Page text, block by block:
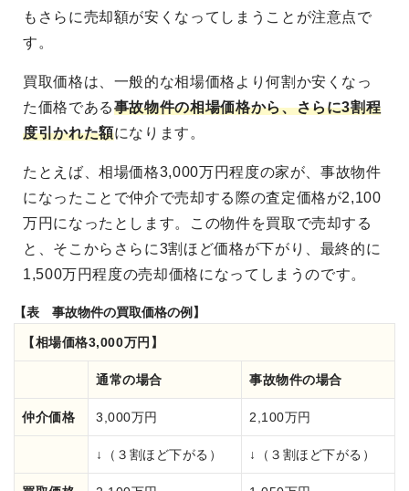
もさらに売却額が安くなってしまうことが注意点で
す。
買取価格は、一般的な相場価格より何割か安くなっ
た価格である事故物件の相場価格から、さらに3割程
度引かれた額になります。
たとえば、相場価格3,000万円程度の家が、事故物件
になったことで仲介で売却する際の査定価格が2,100
万円になったとします。この物件を買取で売却する
と、そこからさらに3割ほど価格が下がり、最終的に
1,500万円程度の売却価格になってしまうのです。
【表 事故物件の買取価格の例】
【相場価格3,000万円】
通常の場合 事故物件の場合
仲介価格 3,000万円 2,100万円
↓（３割ほど下がる） ↓（３割ほど下がる）